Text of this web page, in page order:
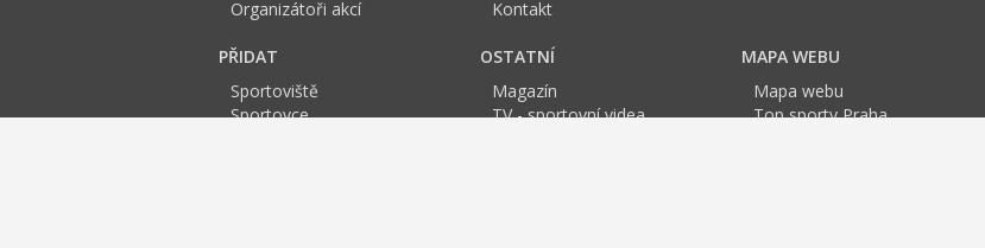
Organizátoři akcí
Kontakt
PŘIDAT
Sportoviště
Sportovce
OSTATNÍ
Magazín
TV - sportovní videa
MAPA WEBU
Mapa webu
Top sporty Praha